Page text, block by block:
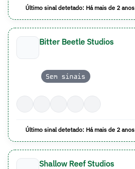
Último sinal detetado: Há mais de 2 anos
Bitter Beetle Studios
Sem sinais
Último sinal detetado: Há mais de 2 anos
Shallow Reef Studios